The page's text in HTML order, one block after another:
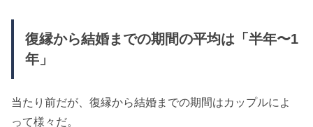
復縁から結婚までの期間の平均は「半年〜1
年」
当たり前だが、復縁から結婚までの期間はカップルによ
って様々だ。